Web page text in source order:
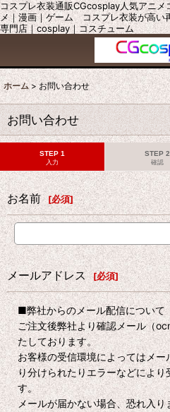
コスプレ衣装通販CGcosplay人気アニ
メ｜漫画｜ゲーム コスプレ衣装が高い
専門店｜cosplay｜コスチューム
ホーム > お問い合わせ
お問い合わせ
STEP 1
入力
STEP 2
確認
お名前 [必須]
メールアドレス [必須]
■弊社からのメール配信について
ご注文後弊社より確認メール（
たしております。
お客様の受信環境によってはメ
り分けられたりエラーなどによ
す。
メールが届かない場合、恐れ入